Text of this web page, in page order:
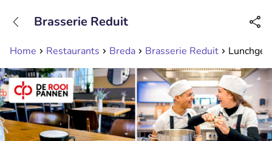
Erreichbar bis 23:00 Uhr (max 0,09€/Min)
Home Restaurants Breda Brasserie Reduit
Brasserie Reduit